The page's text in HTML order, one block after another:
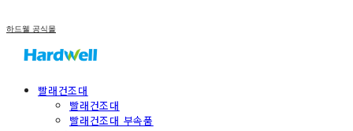
하드웰 공식몰
빨래건조대
빨래건조대
빨래건조대 부속품